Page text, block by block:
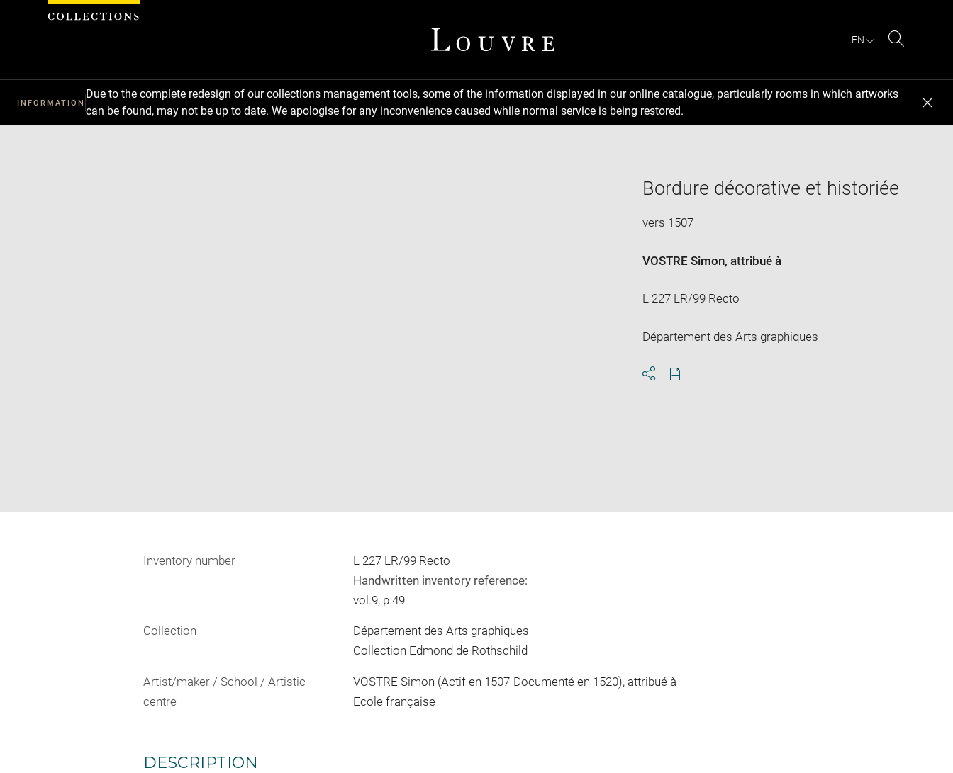
EN
INFORMATION
Due to the complete redesign of our collections management tools, some of the information displayed in our online catalogue, particularly rooms in which artworks
can be found, may not be up to date. We apologise for any inconvenience caused while normal service is being restored.
in
Bordure décorative et historiée
vers 1507
VOSTRE Simon, attribué à
L 227 LR/99 Recto
Département des Arts graphiques
Inventory number
L 227 LR/99 Recto
Handwritten inventory reference:
vol.9, p.49
Collection
Département des Arts graphiques
Collection Edmond de Rothschild
Artist/maker / School / Artistic
centre
VOSTRE Simon (Actif en 1507-Documenté en 1520), attribué à
Ecole française
DESCRIPTION
Cookies management panel